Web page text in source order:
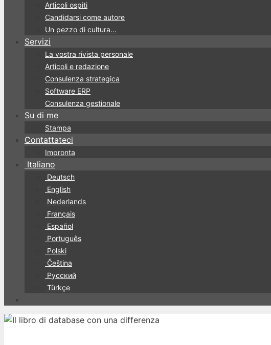
Articoli ospiti
Candidarsi come autore
Un pezzo di cultura...
Servizi
La vostra rivista personale
Articoli e redazione
Consulenza strategica
Software ERP
Consulenza gestionale
Su di me
Stampa
Contattateci
Impronta
Italiano
Deutsch
English
Nederlands
Français
Español
Português
Polski
Čeština
Русский
Türkçe